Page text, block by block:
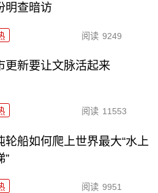
明查暗访
阅读 9249
更新要让文脉活起来
阅读 11553
轮船如何爬上世界最大“水上
”
阅读 9951